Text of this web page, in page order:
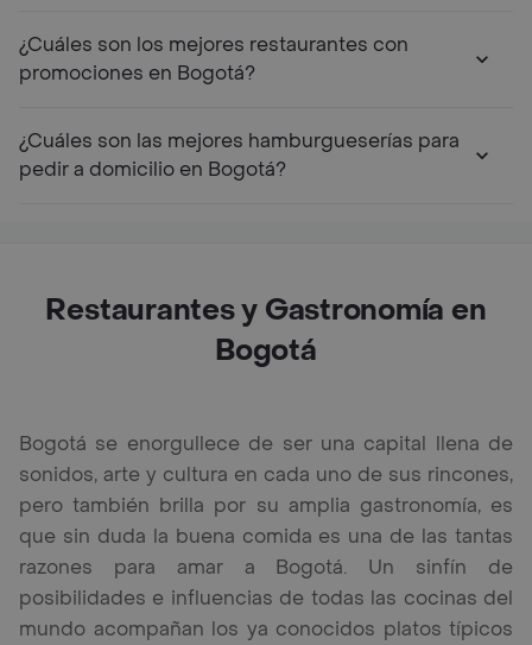
¿Cuáles son los mejores restaurantes con
promociones en Bogotá?
¿Cuáles son las mejores hamburgueserías para
pedir a domicilio en Bogotá?
Restaurantes y Gastronomía en
Bogotá
Bogotá se enorgullece de ser una capital llena de
sonidos, arte y cultura en cada uno de sus rincones,
pero también brilla por su amplia gastronomía, es
que sin duda la buena comida es una de las tantas
razones para amar a Bogotá. Un sinfín de
posibilidades e influencias de todas las cocinas del
mundo acompañan los ya conocidos platos típicos